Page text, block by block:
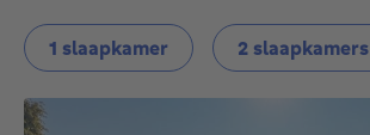
1 slaapkamer 2 slaapkamers